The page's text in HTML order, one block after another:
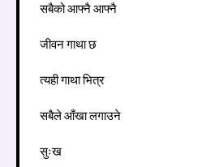
सबैको आफ्नै आफ्नै
जीवन गाथा छ
त्यही गाथा भित्र
सबैले आँखा लगाउने
सुःख